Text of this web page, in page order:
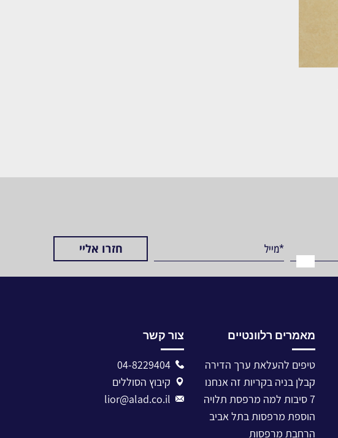
מאמרים רלוונטיים
טיפים להעלאת ערך הדירה
קבלן בניה בקריות זה אנחנו
7 סיבות למה מרפסת תלויה
הוספת מרפסות בתל אביב
הרחבת מרפסות
צור קשר
04-8229404
קיבוץ הסוללים
lior@alad.co.il